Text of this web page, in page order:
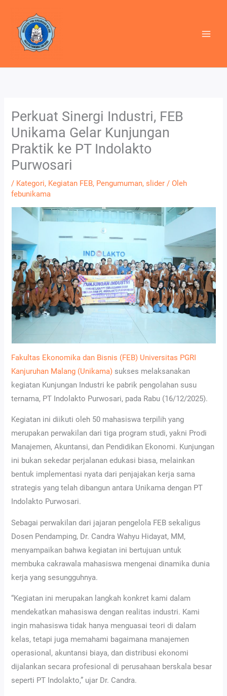
konten
Perkuat Sinergi Industri, FEB
Unikama Gelar Kunjungan
Praktik ke PT Indolakto
Purwosari
/ Kategori, Kegiatan FEB, Pengumuman,slider / Oleh
febunikama
Fakultas Ekonomika dan Bisnis (FEB) Universitas PGRI
Kanjuruhan Malang (Unikama) sukses melaksanakan
kegiatan Kunjungan Industri ke pabrik pengolahan susu
ternama, PT Indolakto Purwosari, pada Rabu (16/12/2025).
Kegiatan ini diikuti oleh 50 mahasiswa terpilih yang
merupakan perwakilan dari tiga program studi, yakni Prodi
Manajemen, Akuntansi, dan Pendidikan Ekonomi. Kunjungan
ini bukan sekedar perjalanan edukasi biasa, melainkan
bentuk implementasi nyata dari penjajakan kerja sama
strategis yang telah dibangun antara Unikama dengan PT
Indolakto Purwosari.
Sebagai perwakilan dari jajaran pengelola FEB sekaligus
Dosen Pendamping, Dr. Candra Wahyu Hidayat, MM,
menyampaikan bahwa kegiatan ini bertujuan untuk
membuka cakrawala mahasiswa mengenai dinamika dunia
kerja yang sesungguhnya.
“Kegiatan ini merupakan langkah konkret kami dalam
mendekatkan mahasiswa dengan realitas industri. Kami
ingin mahasiswa tidak hanya menguasai teori di dalam
kelas, tetapi juga memahami bagaimana manajemen
operasional, akuntansi biaya, dan distribusi ekonomi
dijalankan secara profesional di perusahaan berskala besar
seperti PT Indolakto,” ujar Dr. Candra.